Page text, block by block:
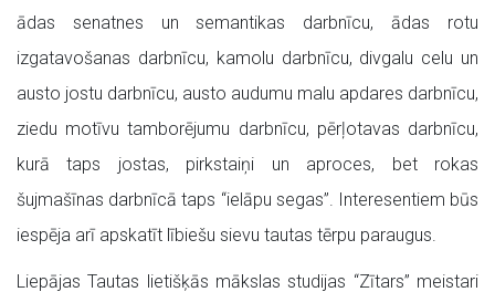
ādas senatnes un semantikas darbnīcu, ādas rotu
izgatavošanas darbnīcu, kamolu darbnīcu, divgalu celu un
austo jostu darbnīcu, austo audumu malu apdares darbnīcu,
ziedu motīvu tamborējumu darbnīcu, pērļotavas darbnīcu,
kurā taps jostas, pirkstaiņi un aproces, bet rokas
šujmašīnas darbnīcā taps “ielāpu segas”. Interesentiem būs
iespēja arī apskatīt lībiešu sievu tautas tērpu paraugus.
Liepājas Tautas lietišķās mākslas studijas “Zītars” meistari